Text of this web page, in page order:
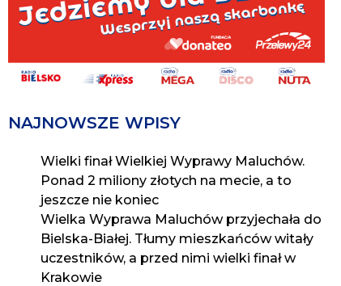
NAJNOWSZE WPISY
Wielki finał Wielkiej Wyprawy Maluchów.
Ponad 2 miliony złotych na mecie, a to
jeszcze nie koniec
Wielka Wyprawa Maluchów przyjechała do
Bielska-Białej. Tłumy mieszkańców witały
uczestników, a przed nimi wielki finał w
Krakowie